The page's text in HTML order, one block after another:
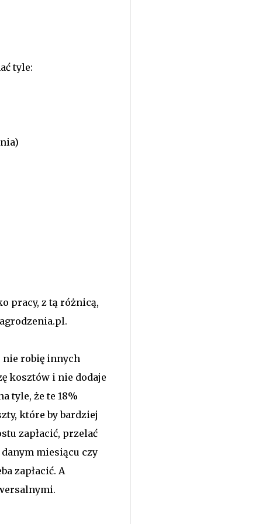
tyle:
pracy, z tą różnicą,
nie robię innych
kosztów i nie dodaje
tyle, że te 18%
które by bardziej
zapłacić, przelać
danym miesiącu czy
zapłacić. A